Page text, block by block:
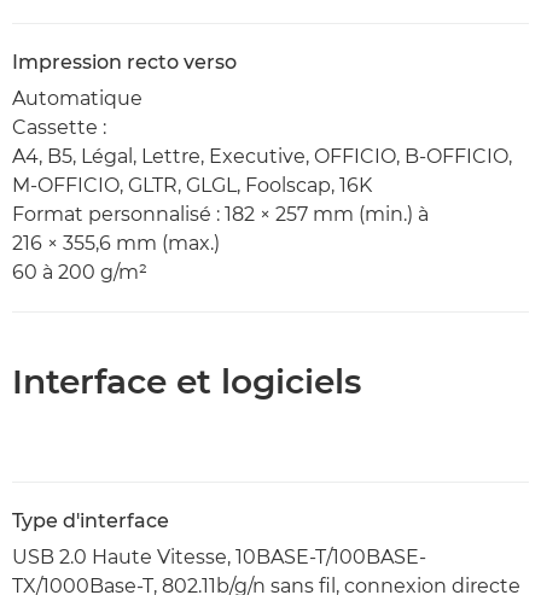
Impression recto verso
Automatique
Cassette :
A4, B5, Légal, Lettre, Executive, OFFICIO, B-OFFICIO,
M-OFFICIO, GLTR, GLGL, Foolscap, 16K
Format personnalisé : 182 × 257 mm (min.) à
216 × 355,6 mm (max.)
60 à 200 g/m²
Interface et logiciels
Type d'interface
USB 2.0 Haute Vitesse, 10BASE-T/100BASE-
TX/1000Base-T, 802.11b/g/n sans fil, connexion directe